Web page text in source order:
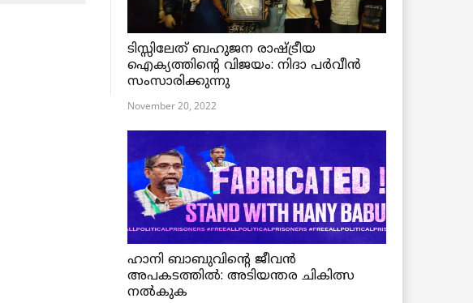
ടിസ്സിലേത് ബഹുജന രാഷ്ട്രീയ
ഐക്യത്തിന്റെ വിജയം: നിദാ പർവീൻ
സംസാരിക്കുന്നു
November 20, 2022
ഹാനി ബാബുവിന്റെ ജീവൻ
അപകടത്തിൽ: അടിയന്തര ചികിത്സ
നൽകുക